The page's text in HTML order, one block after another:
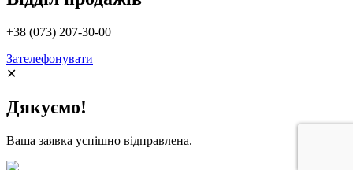
+38 (073) 207-30-00
Зателефонувати
✕
Дякуємо!
Ваша заявка успішно відправлена.